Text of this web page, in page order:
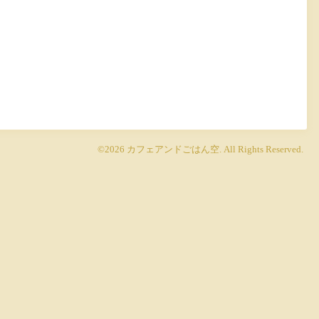
©2026 カフェアンドごはん空. All Rights Reserved.